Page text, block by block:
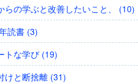
らの学ぶと改善したいこと、 (10)
読書 (3)
トな学び (19)
けと断捨離 (31)